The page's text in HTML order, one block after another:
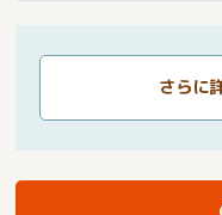
さらに